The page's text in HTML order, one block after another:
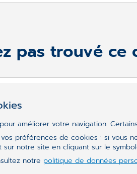
pas trouvé
améliorer votre navigation.
préférences de cookies : si vous
notre site en cliquant sur le
notre politique de données